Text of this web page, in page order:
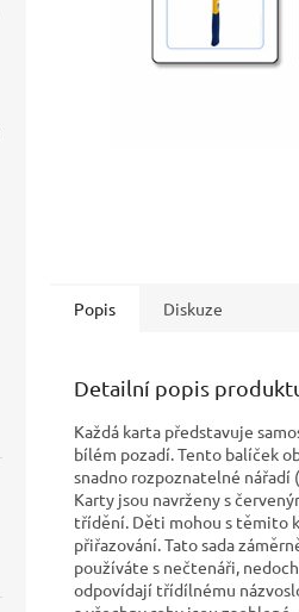
Popis Diskuze
Detailní popis
Každá karta představuje
bílém pozadí. Tento balíček
snadno rozpoznatelné nářadí
Karty jsou navrženy s
třídění. Děti mohou s těmito
přiřazování. Tato sada
používáte s nečtenáři,
odpovídají třídílnému